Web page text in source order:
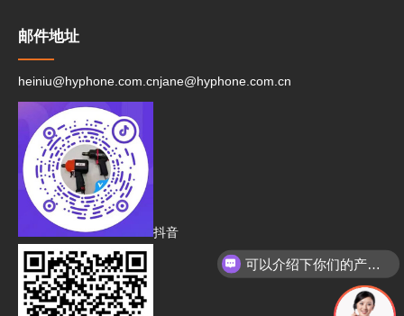
邮件地址
heiniu@hyphone.com.cnjane@hyphone.com.cn
抖音
可以介绍下你们的产品么